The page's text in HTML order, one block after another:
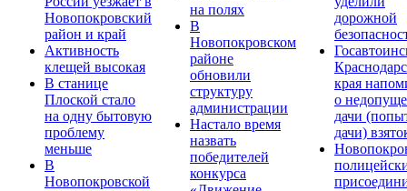
Новопокровский
район и край
Активность
клещей высокая
В станице
Плоской стало
на одну бытовую
проблему
меньше
В
Новопокровской
на полях
В
Новопокровском
районе
обновили
структуру
администрации
Настало время
назвать
победителей
конкурса
дорожной
края
о
дачи
дачи)